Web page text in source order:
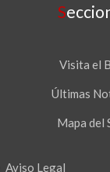
Visita el
Últimas
Mapa del
Aviso Legal